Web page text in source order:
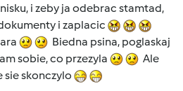
i zeby ja odebrac stamtad,
i zaplacic
Biedna psina, poglaskaj
sobie, co przezyla
Ale
sie skonczylo